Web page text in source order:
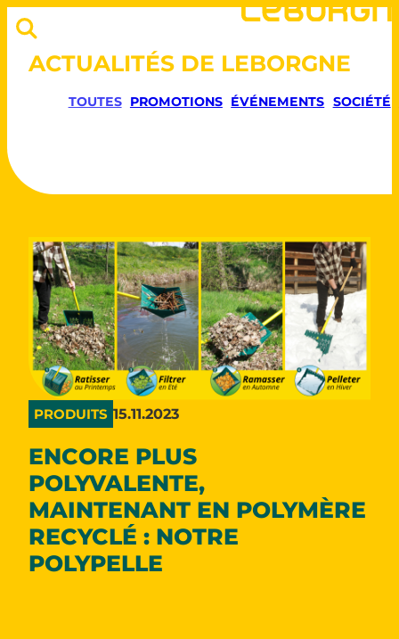
ACTUALITÉS DE LEBORGNE
TOUTES PROMOTIONS ÉVÉNEMENTS SOCIÉTÉ
PRODUITS 15.11.2023
ENCORE PLUS
POLYVALENTE,
MAINTENANT EN POLYMÈRE
RECYCLÉ : NOTRE
POLYPELLE